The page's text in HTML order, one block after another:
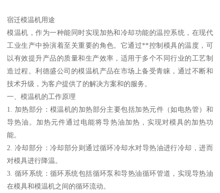
宿迁模温机用途
模温机，作为一种能同时实现加热和冷却功能的温控系统，在现代
工业生产中扮演着至关重要的角色。它通过**控制模具的温度，可
以有效提升产品的质量和生产效率，适用于多个不同行业的工艺制
造过程。利德盛公司的模温机产品在市场上备受青睐，通过不断和
技术升级，为客户提供了的解决方案和的服务。
一、模温机的工作原理
1. 加热部分：模温机的加热部分主要包括加热元件（如电热管）和
导热油。加热元件通过电能将导热油加热，实现对模具的加热功
能。
2. 冷却部分：冷却部分则通过循环冷却水对导热油进行冷却，进而
对模具进行降温。
3. 循环系统：循环系统包括循环泵和导热油循环管道，实现导热油
在模具和模温机之间的循环流动。